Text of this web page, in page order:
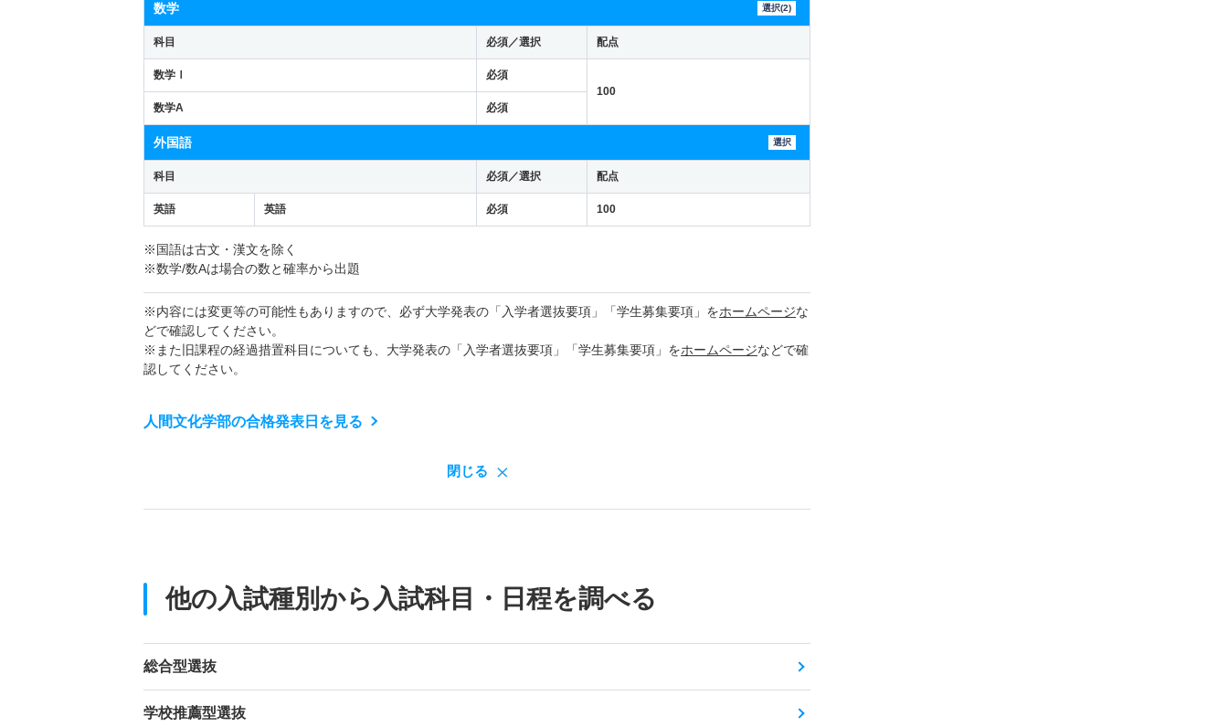
数学 選択(2)
科目 必須／選択 配点
数学Ⅰ
必須
100
数学A
必須
外国語 選択
科目 必須／選択 配点
英語 英語 必須 100
※国語は古文・漢文を除く
※数学/数Aは場合の数と確率から出題
※内容には変更等の可能性もありますので、必ず大学発表の「入学者選抜要項」「学生募集要項」をホームページな
どで確認してください。
※また旧課程の経過措置科目についても、大学発表の「入学者選抜要項」「学生募集要項」をホームページなどで確
認してください。
人間文化学部の合格発表日を見る
閉じる
他の入試種別から入試科目・日程を調べる
総合型選抜
学校推薦型選抜